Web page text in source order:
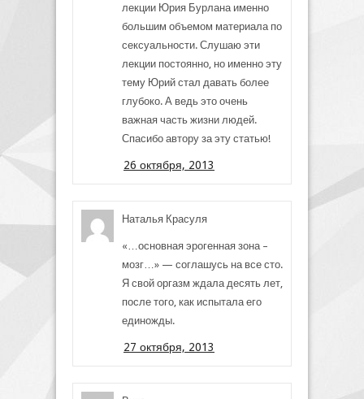
лекции Юрия Бурлана именно
большим объемом материала по
сексуальности. Слушаю эти
лекции постоянно, но именно эту
тему Юрий стал давать более
глубоко. А ведь это очень
важная часть жизни людей.
Спасибо автору за эту статью!
26 октября, 2013
Наталья Красуля
«…основная эрогенная зона –
мозг…» — соглашусь на все сто.
Я свой оргазм ждала десять лет,
после того, как испытала его
единожды.
27 октября, 2013